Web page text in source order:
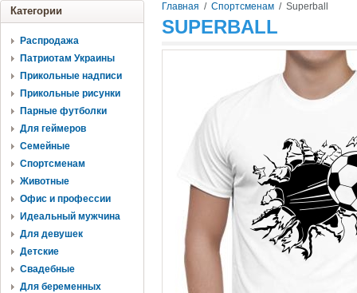
Категории
Распродажа
Патриотам Украины
Прикольные надписи
Прикольные рисунки
Парные футболки
Для геймеров
Семейные
Спортсменам
Животные
Офис и профессии
Идеальный мужчина
Для девушек
Детские
Свадебные
Для беременных
Главная / Спортсменам / Superball
SUPERBALL